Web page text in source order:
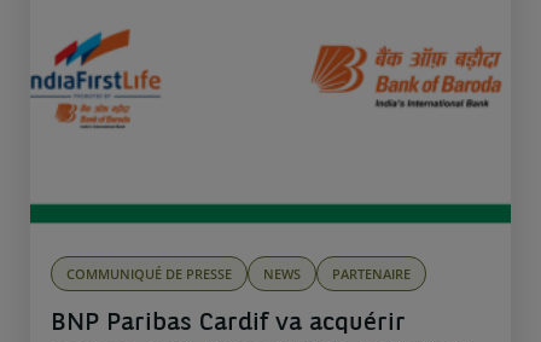
COMMUNIQUÉ DE PRESSE NEWS PARTENAIRE
BNP Paribas Cardif va acquérir